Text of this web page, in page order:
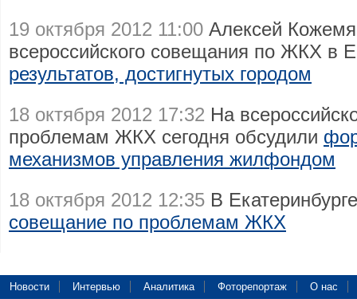
19 октября 2012 11:00 Алексей
всероссийского совещания по ЖКХ в
результатов, достигнутых городом
18 октября 2012 17:32 На
проблемам ЖКХ сегодня обсудили
механизмов управления жилфондом
18 октября 2012 12:35 В
совещание по проблемам ЖКХ
Новости Интервью Аналитика Фоторепортаж О нас